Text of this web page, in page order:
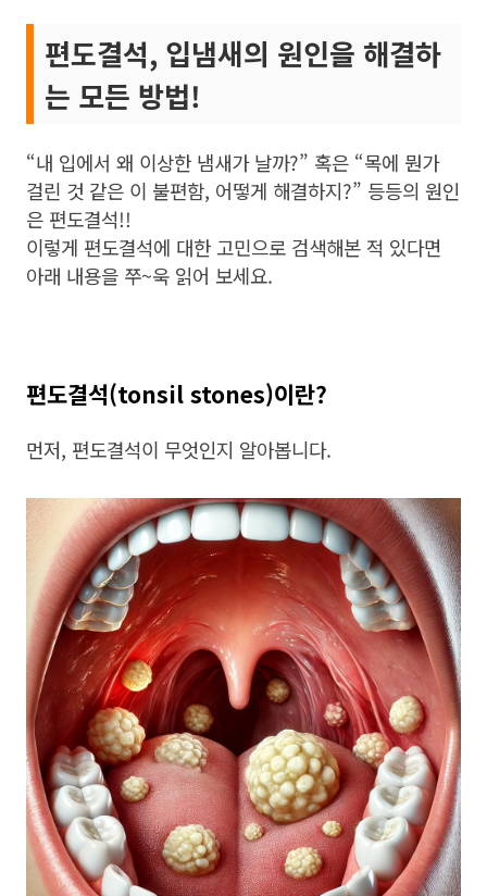
편도결석, 입냄새의 원인을 해결하
는 모든 방법!
“내 입에서 왜 이상한 냄새가 날까?” 혹은 “목에 뭔가
걸린 것 같은 이 불편함, 어떻게 해결하지?” 등등의 원인
은 편도결석!!
이렇게 편도결석에 대한 고민으로 검색해본 적 있다면
아래 내용을 쭈~욱 읽어 보세요.
편도결석(tonsil stones)이란?
먼저, 편도결석이 무엇인지 알아봅니다.